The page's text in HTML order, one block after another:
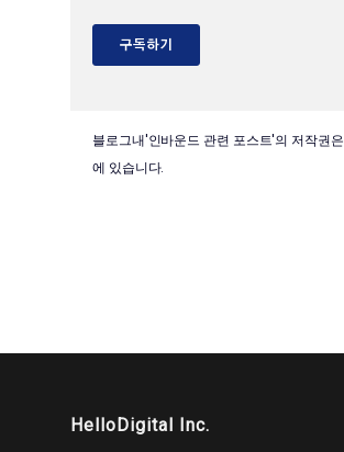
블로그내'인바운드 관련 포스트'의 저작권은
에 있습니다.
HelloDigital Inc.